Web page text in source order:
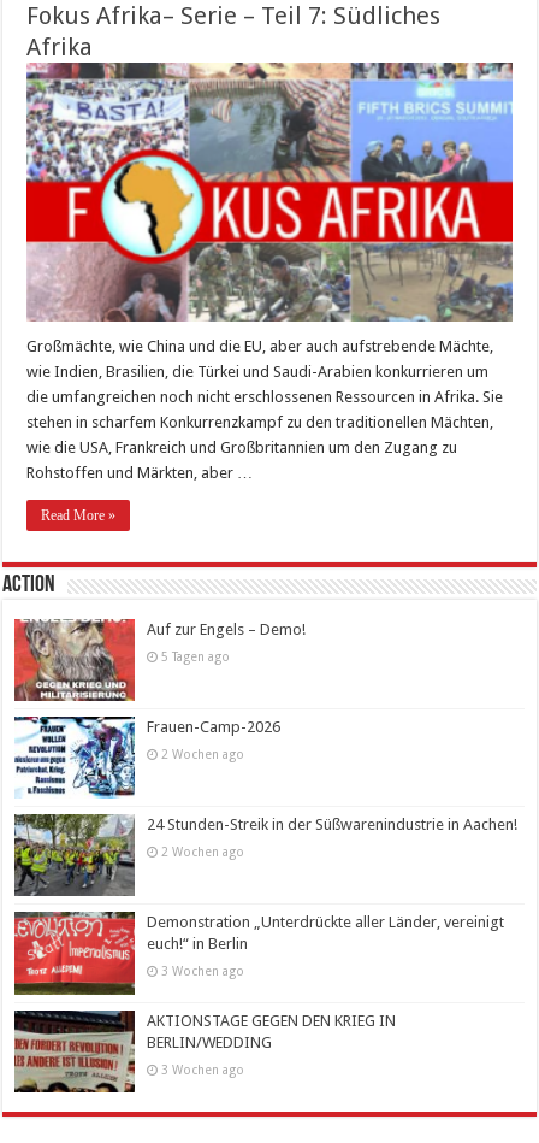
Fokus Afrika– Serie – Teil 7: Südliches
Afrika
Großmächte, wie China und die EU, aber auch aufstrebende Mächte,
wie Indien, Brasilien, die Türkei und Saudi-Arabien konkurrieren um
die umfang­reichen noch nicht erschlossenen Ressourcen in Afrika. Sie
stehen in scharfem Konkurrenzkampf zu den traditionellen Mächten,
wie die USA, Frankreich und Großbritannien um den Zugang zu
Rohstoffen und Märkten, aber …
Read More »
Action
Auf zur Engels – Demo!
5 Tagen ago
Frauen-Camp-2026
2 Wochen ago
24 Stunden-Streik in der Süßwarenindustrie in Aachen!
2 Wochen ago
Demonstration „Unterdrückte aller Länder, vereinigt
euch!“ in Berlin
3 Wochen ago
AKTIONSTAGE GEGEN DEN KRIEG IN
BERLIN/WEDDING
3 Wochen ago